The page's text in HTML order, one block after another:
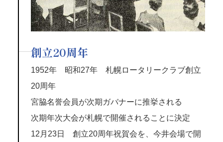
創立20周年
1952年 昭和27年 札幌ロータリークラブ創立
20周年
宮脇名誉会員が次期ガバナーに推挙される
次期年次大会が札幌で開催されることに決定
12月23日 創立20周年祝賀会を、今井会場で開